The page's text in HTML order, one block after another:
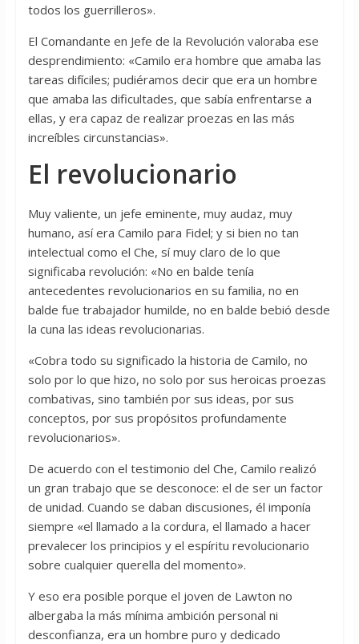
todos los guerrilleros».
El Comandante en Jefe de la Revolución valoraba ese
desprendimiento: «Camilo era hombre que amaba las
tareas difíciles; pudiéramos decir que era un hombre
que amaba las dificultades, que sabía enfrentarse a
ellas, y era capaz de realizar proezas en las más
increíbles circunstancias».
El revolucionario
Muy valiente, un jefe eminente, muy audaz, muy
humano, así era Camilo para Fidel; y si bien no tan
intelectual como el Che, sí muy claro de lo que
significaba revolución: «No en balde tenía
antecedentes revolucionarios en su familia, no en
balde fue trabajador humilde, no en balde bebió desde
la cuna las ideas revolucionarias.
«Cobra todo su significado la historia de Camilo, no
solo por lo que hizo, no solo por sus heroicas proezas
combativas, sino también por sus ideas, por sus
conceptos, por sus propósitos profundamente
revolucionarios».
De acuerdo con el testimonio del Che, Camilo realizó
un gran trabajo que se desconoce: el de ser un factor
de unidad. Cuando se daban discusiones, él imponía
siempre «el llamado a la cordura, el llamado a hacer
prevalecer los principios y el espíritu revolucionario
sobre cualquier querella del momento».
Y eso era posible porque el joven de Lawton no
albergaba la más mínima ambición personal ni
desconfianza, era un hombre puro y dedicado